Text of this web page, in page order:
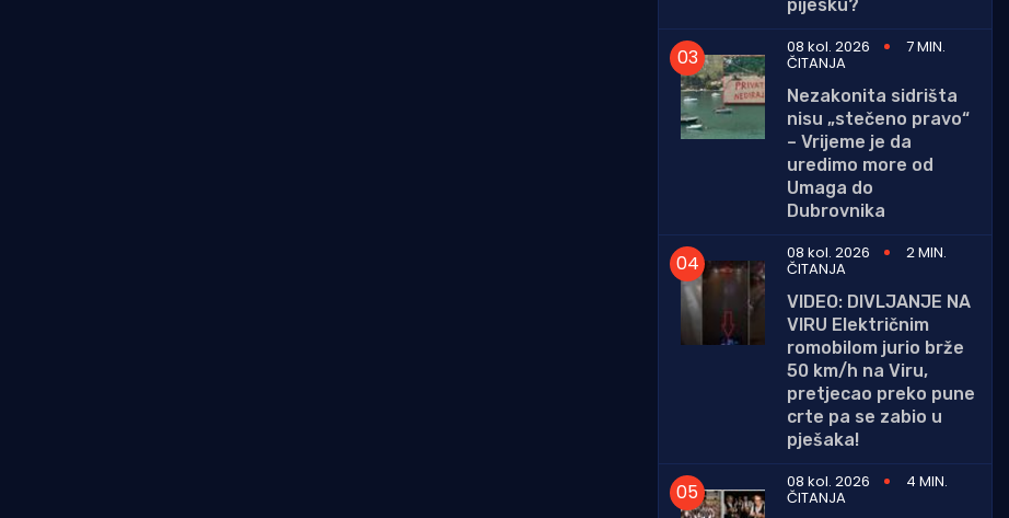
pijesku?
08 kol. 2026
7 MIN.
ČITANJA
Nezakonita sidrišta
nisu „stečeno pravo“
– Vrijeme je da
uredimo more od
Umaga do
Dubrovnika
08 kol. 2026
2 MIN.
ČITANJA
VIDEO: DIVLJANJE NA
VIRU Električnim
romobilom jurio brže
50 km/h na Viru,
pretjecao preko pune
crte pa se zabio u
pješaka!
08 kol. 2026
4 MIN.
ČITANJA